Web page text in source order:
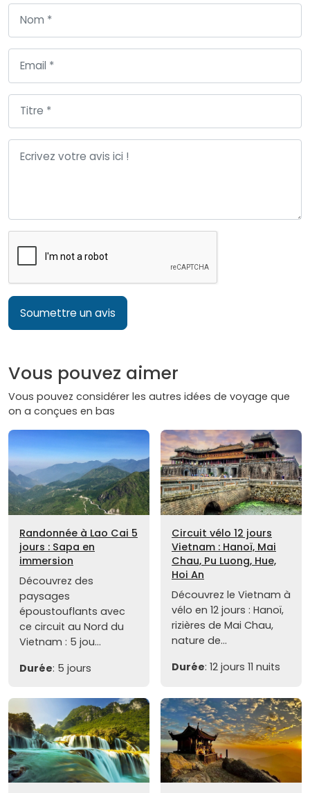
Soumettre un avis
Vous pouvez aimer
Vous pouvez considérer les autres idées de voyage que
on a conçues en bas
Randonnée à Lao Cai 5
jours : Sapa en
immersion
Découvrez des
paysages
époustouflants avec
ce circuit au Nord du
Vietnam : 5 jou...
Durée: 5 jours
Circuit vélo 12 jours
Vietnam : Hanoï, Mai
Chau, Pu Luong, Hue,
Hoi An
Découvrez le Vietnam à
vélo en 12 jours : Hanoï,
rizières de Mai Chau,
nature de...
Durée: 12 jours 11 nuits